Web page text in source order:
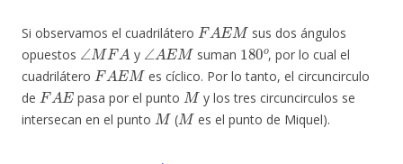
Si observamos el cuadrilátero
FA EM
sus dos ángulos
opuestos
∠MFA
y
∠AEM
suman
180o
, por lo cual el
cuadrilátero
FAEM
es cíclico. Por lo tanto, el circuncirculo
de
FAE
pasa por el punto
M
y los tres circuncirculos se
intersecan en el punto
M
(
M
es el punto de Miquel).